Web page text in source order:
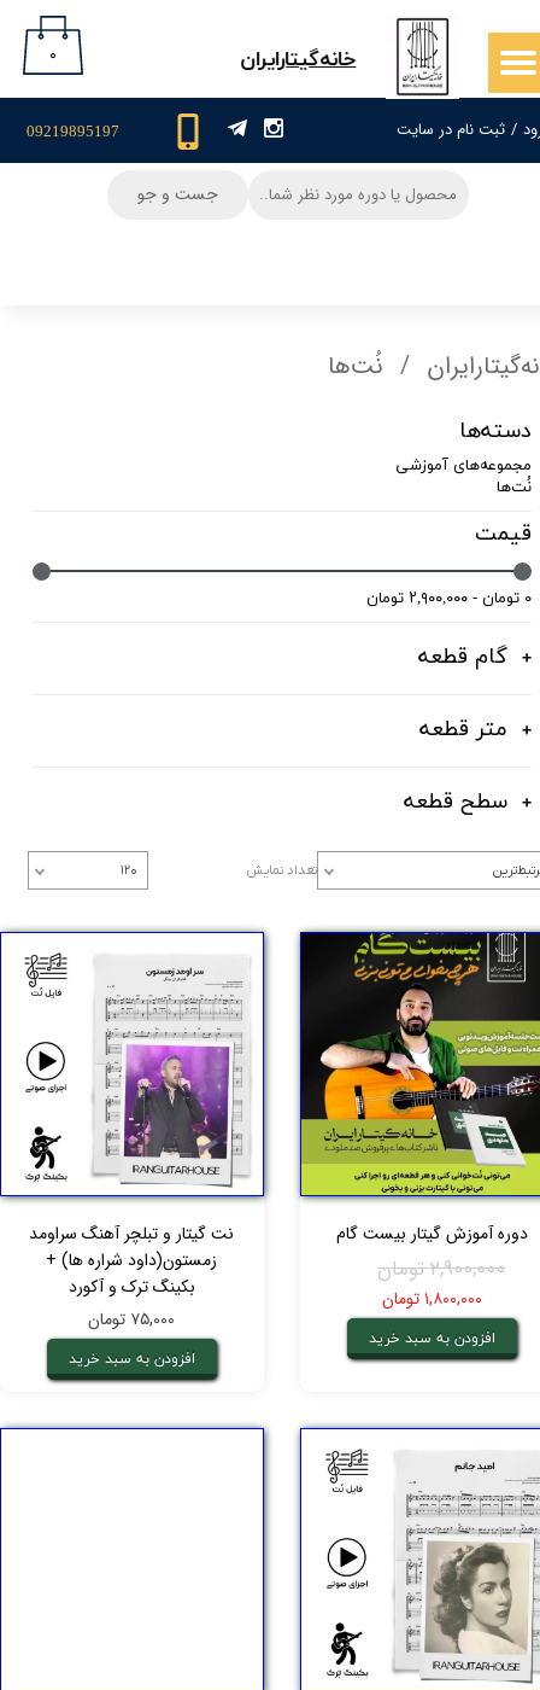
/ ثبت نام در سایت
حساب کاربری من
سفارشات
09219895197
​خانه‌گیتار‌ایران ۰
جست و جو
نُت‌ها
دسته‌ها
مجموعه‌های آموزشی
نُت‌ها
قیمت
۰ تومان - ۲,۹۰۰,۰۰۰ تومان
گام قطعه
متر قطعه
سطح قطعه
تعداد نمایش ۱۲۰
دوره آموزش گیتار بیست گام
۲,۹۰۰,۰۰۰ تومان
۱,۸۰۰,۰۰۰ تومان
افزودن به سبد خرید
نت گیتار و تبلچر آهنگ سراومد
زمستون(داود شراره ها) +
بکینگ ترک و آکورد
۷۵,۰۰۰ تومان
افزودن به سبد خرید